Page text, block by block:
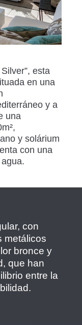
esta
en una
y a
una
y solárium
con una
con
metálicos
bronce y
que han
entre la